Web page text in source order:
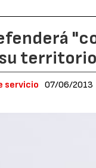
territorio
servicio 07/06/2013